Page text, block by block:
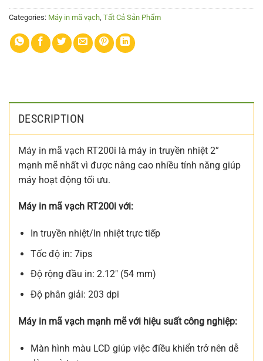
Categories: Máy in mã vạch Tất Cả Sản Phẩm
DESCRIPTION
Máy in mã vạch RT200i là máy in truyền nhiệt 2”
mạnh mẽ nhất vì được nâng cao nhiều tính năng giúp
máy hoạt động tối ưu.
Máy in mã vạch RT200i với:
In truyền nhiệt/In nhiệt trực tiếp
Tốc độ in: 7ips
Độ rộng đầu in: 2.12″ (54 mm)
Độ phân giải: 203 dpi
Máy in mã vạch mạnh mẽ với hiệu suất công nghiệp:
Màn hình màu LCD giúp việc điều khiển trở nên dễ